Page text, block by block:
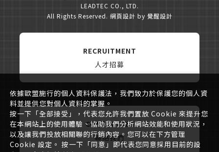
LEADTEC CO., LTD.
All Rights Reserved. 網頁設計 by 覺醒設計
RECRUITMENT
人才招募
CONTACT US
聯絡我們
依據歐盟施行的個人資料保護法，我們致力於保護您的個人資
料並提供您對個人資料的掌握。
按一下「全部接受」，代表您允許我們置放 Cookie 來提升您
在本網站上的使用體驗、協助我們分析網站效能和使用狀況，
以及讓我們投放相關聯的行銷內容。您可以在下方管理
Cookie 設定。 按一下「同意」即代表您同意採用目前的設